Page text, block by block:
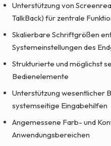
Unterstützung von
TalkBack) für zentrale
Skalierbare Schriftgrößen
Systemeinstellungen des
Strukturierte und möglichst
Bedienelemente
Unterstützung wesentlicher
systemseitige Eingabehilfen
Angemessene Farb- und
Anwendungsbereichen